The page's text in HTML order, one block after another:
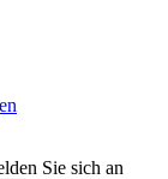
Sie sich an